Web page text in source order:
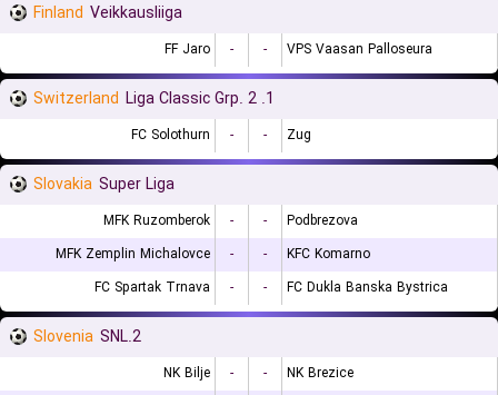
Finland Veikkausliiga
FF Jaro - - VPS Vaasan Palloseura
Switzerland 1. Liga Classic Grp. 2
FC Solothurn - - Zug
Slovakia Super Liga
MFK Ruzomberok - -
Podbrezova
MFK Zemplin Michalovce
- -
KFC Komarno
FC Spartak Trnava
- - FC Dukla Banska Bystrica
Slovenia 2.SNL
NK Bilje - -
NK Brezice